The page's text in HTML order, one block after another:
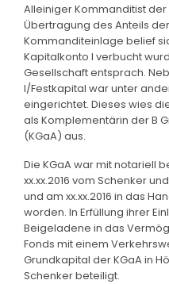
Alleiniger Kommanditist
Übertragung des Anteils
Kommanditeinlage belief
Kapitalkonto I verbucht
Gesellschaft entsprach.
I/Festkapital war unter
eingerichtet. Dieses wies
als Komplementärin der B
(KGaA) aus.
Die KGaA war mit notariell
xx.xx.2016 vom Schenker
und am xx.xx.2016 in das
worden. In Erfüllung ihrer
Beigeladene in das
Fonds mit einem
Grundkapital der KGaA in
Schenker beteiligt.